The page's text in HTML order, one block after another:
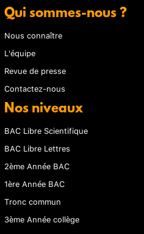
Qui sommes-nous ?
Nous connaître
L'équipe
Revue de presse
Contactez-nous
Nos niveaux
BAC Libre Scientifique
BAC Libre Lettres
2ème Année BAC
1ère Année BAC
Tronc commun
3ème Année collège